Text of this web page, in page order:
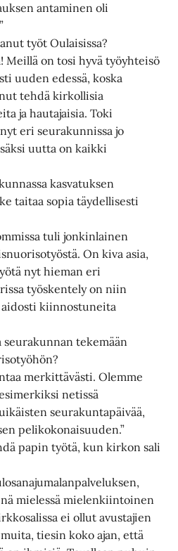
antaminen oli
työt Oulaisissa?
Meillä on tosi hyvä työyhteisö
uuden edessä, koska
tehdä kirkollisia
ja hautajaisia. Toki
eri seurakunnissa jo
uutta on kaikki
kasvatuksen
taitaa sopia täydellisesti
tuli jonkinlainen
On kiva asia,
nyt hieman eri
työskentely on niin
aidosti kiinnostuneita
tekemään
merkittävästi. Olemme
netissä
seurakuntapäivää,
pelikokonaisuuden.”
papin työtä, kun kirkon sali
mielessä mielenkiintoinen
ei ollut avustajien
tiesin koko ajan, että